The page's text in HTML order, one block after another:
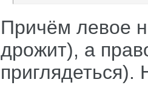
Причём левое
дрожит), а
приглядеться).